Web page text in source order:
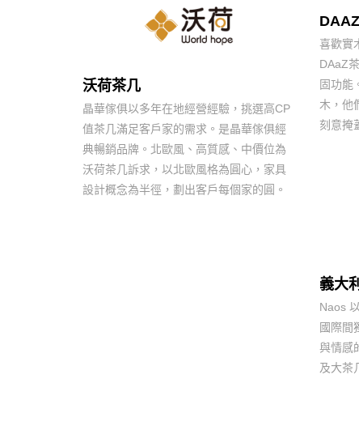
沃荷茶几
晶華傢俱以多年在地經營經驗，挑選高CP
值茶几滿足客戶家的需求。是晶華傢俱經
典暢銷品牌。北歐風、高質感、中價位為
沃荷茶几訴求，以北歐風格為圓心，家具
設計概念為半徑，劃出客戶每個家的圓。
喜歡實
DAaZ
固功能
木，他
刻意掩
義大
Naos
國際間
與情感
及大茶